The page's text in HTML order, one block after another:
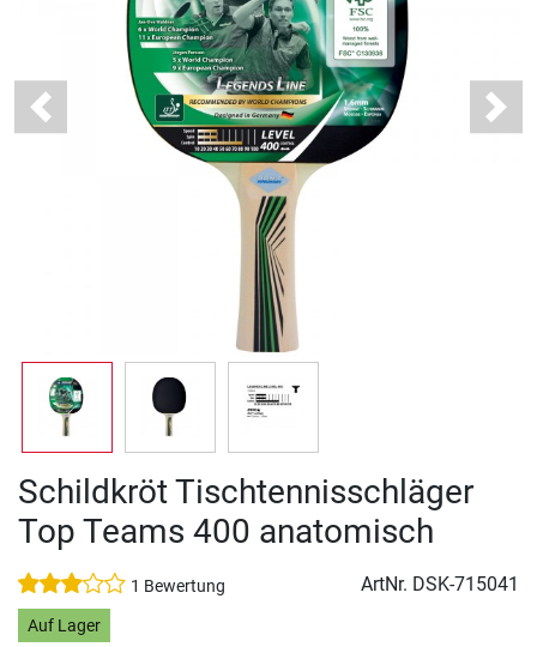
Previous Next
Schildkröt Tischtennisschläger
Top Teams 400 anatomisch
1 Bewertung ArtNr. DSK-715041
Auf Lager